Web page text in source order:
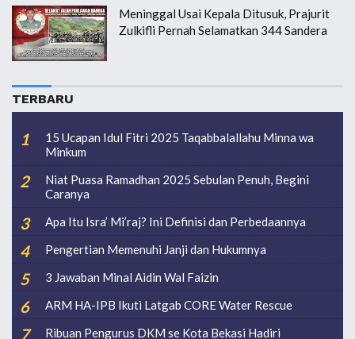
Meninggal Usai Kepala Ditusuk, Prajurit
Zulkifli Pernah Selamatkan 344 Sandera
TERBARU
15 Ucapan Idul Fitri 2025 Taqabbalallahu Minna wa
Minkum
Niat Puasa Ramadhan 2025 Sebulan Penuh, Begini
Caranya
Apa Itu Isra’ Mi’raj? Ini Definisi dan Perbedaannya
Pengertian Memenuhi Janji dan Hukumnya
3 Jawaban Minal Aidin Wal Faizin
ARM HA-IPB Ikuti Latgab CORE Water Rescue
Ribuan Pengurus DKM se Kota Bekasi Hadiri